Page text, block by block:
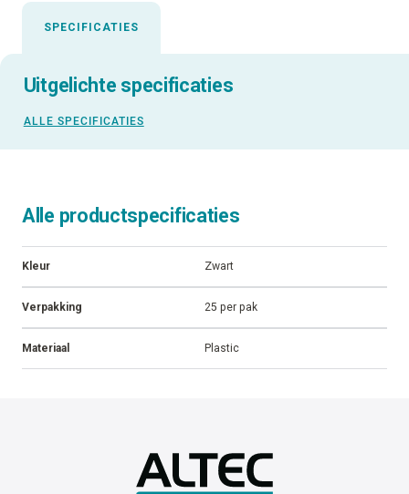
SPECIFICATIES
Uitgelichte specificaties
ALLE SPECIFICATIES
Alle productspecificaties
Kleur Zwart
Verpakking 25 per pak
Materiaal Plastic